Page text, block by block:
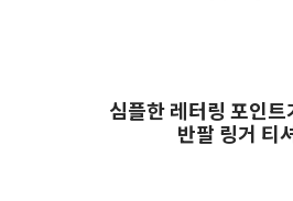
심플한 레터링 포인
반팔 링거 티